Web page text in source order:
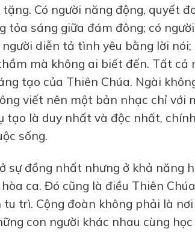
Có người năng động, quyết
tỏa sáng giữa đám đông; có
diễn tả tình yêu bằng lời
mà không ai biết đến. Tất cả
tạo của Thiên Chúa. Ngài
viết nên một bản nhạc chỉ với
tạo là duy nhất và độc nhất,
sống.
sự đồng nhất nhưng ở khả năng
ca. Đó cũng là điều Thiên
trì. Cộng đoàn không phải là
con người khác nhau cùng